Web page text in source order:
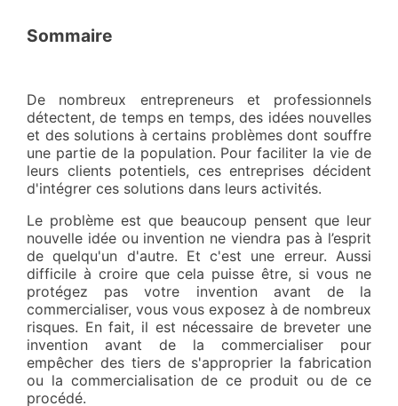
Sommaire
De nombreux entrepreneurs et professionnels
détectent, de temps en temps, des idées nouvelles
et des solutions à certains problèmes dont souffre
une partie de la population. Pour faciliter la vie de
leurs clients potentiels, ces entreprises décident
d'intégrer ces solutions dans leurs activités.
Le problème est que beaucoup pensent que leur
nouvelle idée ou invention ne viendra pas à l’esprit
de quelqu'un d'autre. Et c'est une erreur. Aussi
difficile à croire que cela puisse être, si vous ne
protégez pas votre invention avant de la
commercialiser, vous vous exposez à de nombreux
risques. En fait, il est nécessaire de breveter une
invention avant de la commercialiser pour
empêcher des tiers de s'approprier la fabrication
ou la commercialisation de ce produit ou de ce
procédé.